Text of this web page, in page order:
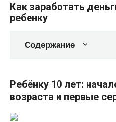
Как заработать
ребенку
Содержание
Ребёнку 10 лет:
возраста и первые